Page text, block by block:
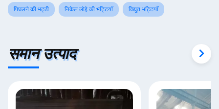
पिघलने की भट्ठी निकेल लोहे की भट्टियाँ विद्युत भट्टियाँ
समान उत्पाद